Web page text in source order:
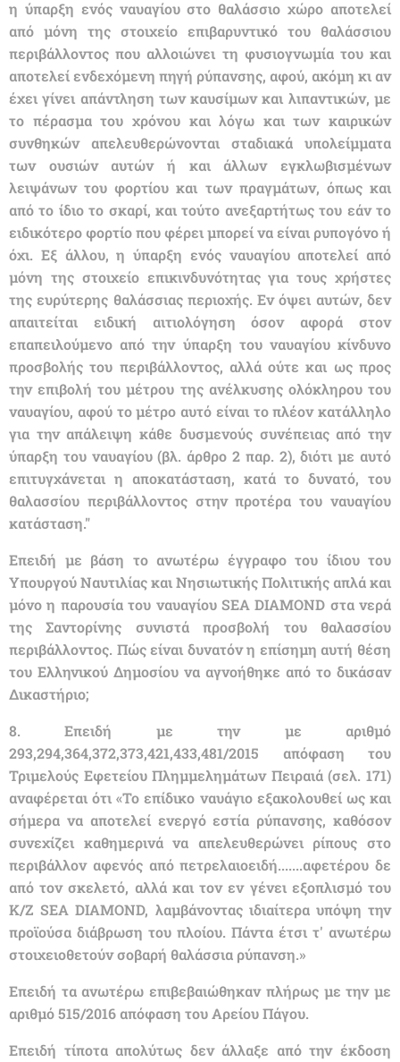
η ύπαρξη ενός ναυαγίου στο θαλάσσιο χώρο αποτελεί
από μόνη της στοιχείο επιβαρυντικό του θαλάσσιου
περιβάλλοντος που αλλοιώνει τη φυσιογνωμία του και
αποτελεί ενδεχόμενη πηγή ρύπανσης, αφού, ακόμη κι αν
έχει γίνει απάντληση των καυσίμων και λιπαντικών, με
το πέρασμα του χρόνου και λόγω και των καιρικών
συνθηκών απελευθερώνονται σταδιακά υπολείμματα
των ουσιών αυτών ή και άλλων εγκλωβισμένων
λειψάνων του φορτίου και των πραγμάτων, όπως και
από το ίδιο το σκαρί, και τούτο ανεξαρτήτως του εάν το
ειδικότερο φορτίο που φέρει μπορεί να είναι ρυπογόνο ή
όχι. Εξ άλλου, η ύπαρξη ενός ναυαγίου αποτελεί από
μόνη της στοιχείο επικινδυνότητας για τους χρήστες
της ευρύτερης θαλάσσιας περιοχής. Εν όψει αυτών, δεν
απαιτείται ειδική αιτιολόγηση όσον αφορά στον
επαπειλούμενο από την ύπαρξη του ναυαγίου κίνδυνο
προσβολής του περιβάλλοντος, αλλά ούτε και ως προς
την επιβολή του μέτρου της ανέλκυσης ολόκληρου του
ναυαγίου, αφού το μέτρο αυτό είναι το πλέον κατάλληλο
για την απάλειψη κάθε δυσμενούς συνέπειας από την
ύπαρξη του ναυαγίου (βλ. άρθρο 2 παρ. 2), διότι με αυτό
επιτυγχάνεται η αποκατάσταση, κατά το δυνατό, του
θαλασσίου περιβάλλοντος στην προτέρα του ναυαγίου
κατάσταση."
Επειδή με βάση το ανωτέρω έγγραφο του ίδιου του
Υπουργού Ναυτιλίας και Νησιωτικής Πολιτικής απλά και
μόνο η παρουσία του ναυαγίου SEA DIAMOND στα νερά
της Σαντορίνης συνιστά προσβολή του θαλασσίου
περιβάλλοντος. Πώς είναι δυνατόν η επίσημη αυτή θέση
του Ελληνικού Δημοσίου να αγνοήθηκε από το δικάσαν
Δικαστήριο;
8. Επειδή με την με αριθμό
293,294,364,372,373,421,433,481/2015 απόφαση του
Τριμελούς Εφετείου Πλημμελημάτων Πειραιά (σελ. 171)
αναφέρεται ότι «Το επίδικο ναυάγιο εξακολουθεί ως και
σήμερα να αποτελεί ενεργό εστία ρύπανσης, καθόσον
συνεχίζει καθημερινά να απελευθερώνει ρίπους στο
περιβάλλον αφενός από πετρελαιοειδή.......αφετέρου δε
από τον σκελετό, αλλά και τον εν γένει εξοπλισμό του
Κ/Ζ SEA DIAMOND, λαμβάνοντας ιδιαίτερα υπόψη την
προϊούσα διάβρωση του πλοίου. Πάντα έτσι τ' ανωτέρω
στοιχειοθετούν σοβαρή θαλάσσια ρύπανση.»
Επειδή τα ανωτέρω επιβεβαιώθηκαν πλήρως με την με
αριθμό 515/2016 απόφαση του Αρείου Πάγου.
Επειδή τίποτα απολύτως δεν άλλαξε από την έκδοση